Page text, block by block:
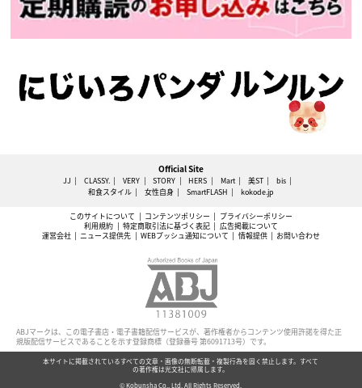
Official Site
JJ CLASSY. VERY STORY HERS Mart 美ST
bis
和食スタイル
女性自身 SmartFLASH kokode.jp
このサイトについて コンテンツポリシー
プライバシーポリシー
利用規約
特定商取引法に基づく表記
広告掲載について
運営会社
ニュース提供先 WEBプッシュ通知について 情報提供 お問い合わせ
ABJマークは、この電子書店・電子書籍配信サービスが、著作権者からコンテンツ使用許諾を得た正
規版配信サービスであることを示す登録商標（登録番号 第6091713号）です。
本サイトに掲載されているすべての文章・画像の無断転載・複製行為を固く禁止します。すべて
の著作権は光文社に帰属します。
© Kobunsha Co., Ltd. All Rights Reserved.